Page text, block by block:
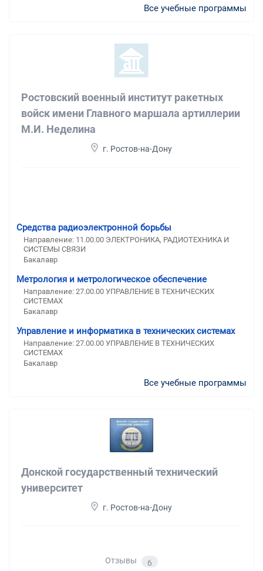
Все учебные программы
Ростовский военный институт ракетных
войск имени Главного маршала артиллерии
М.И. Неделина
г. Ростов-на-Дону
Средства радиоэлектронной борьбы
Направление: 11.00.00 ЭЛЕКТРОНИКА, РАДИОТЕХНИКА И
СИСТЕМЫ СВЯЗИ
Бакалавр
Метрология и метрологическое обеспечение
Направление: 27.00.00 УПРАВЛЕНИЕ В ТЕХНИЧЕСКИХ
СИСТЕМАХ
Бакалавр
Управление и информатика в технических системах
Направление: 27.00.00 УПРАВЛЕНИЕ В ТЕХНИЧЕСКИХ
СИСТЕМАХ
Бакалавр
Все учебные программы
Донской государственный технический
университет
г. Ростов-на-Дону
Отзывы 6